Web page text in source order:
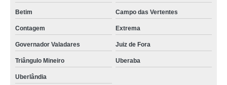
Betim Campo das Vertentes
Contagem Extrema
Governador Valadares Juiz de Fora
Triângulo Mineiro Uberaba
Uberlândia